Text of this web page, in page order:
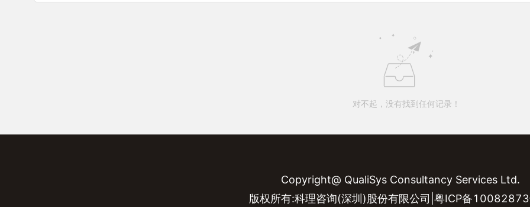
对不起，没有找到任何记录！
Copyright@ QualiSys Consultancy Services Ltd.
版权所有:科理咨询(深圳)股份有限公司|粤ICP备